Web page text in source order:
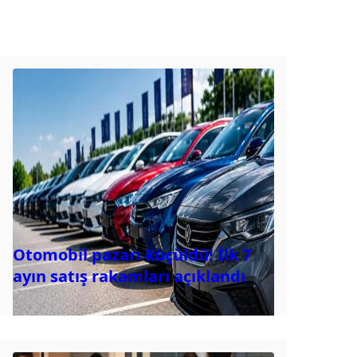
Otomobil pazarı küçüldü! İlk 7
ayın satış rakamları açıklandı